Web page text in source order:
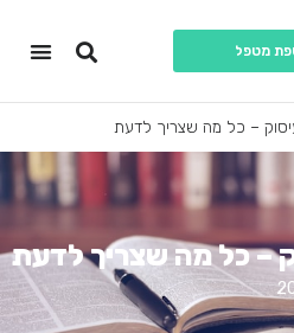
מטפל
– כל מה שצריך לדעת
– כל מה שצריך לדעת